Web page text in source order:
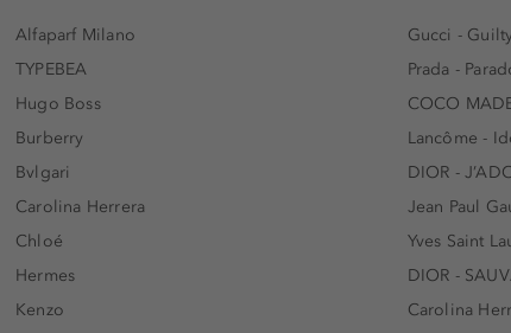
Alfaparf Milano
TYPEBEA
Hugo Boss
Burberry
Bvlgari
Carolina Herrera
Chloé
Hermes
Kenzo
Gucci -
Prada -
COCO
Lancôme -
DIOR -
Jean Paul
Yves Saint
DIOR -
Carolina